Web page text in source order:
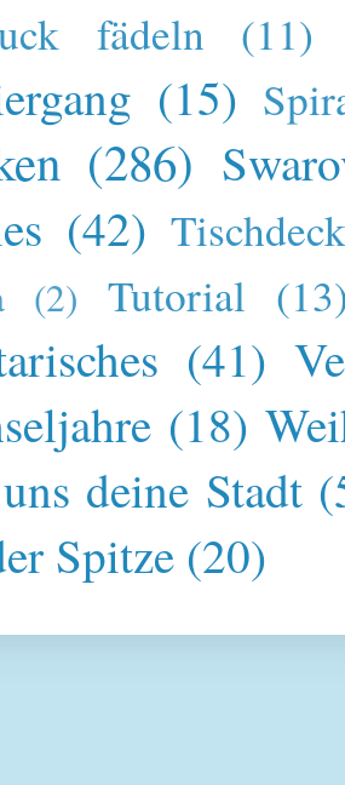
fädeln (11)
(15)
(286)
(42)
(2) Tutorial
(41)
(18)
deine Stadt
Spitze (20)